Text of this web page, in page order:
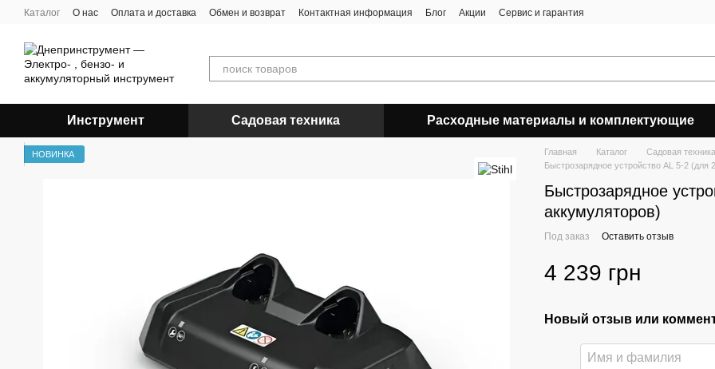
Перейти к основному контенту
Каталог О нас Оплата и доставка Обмен и возврат Контактная информация Блог Акции Сервис и гарантия
Инструмент Садовая техника Расходные материалы и комплектующие
НОВИНКА Главная Каталог
Садовая техника
Быстрозарядное устройство AL 5-2 (для
Быстрозарядное
аккумуляторов)
Под заказ Оставить отзыв
4 239 грн
Новый отзыв или